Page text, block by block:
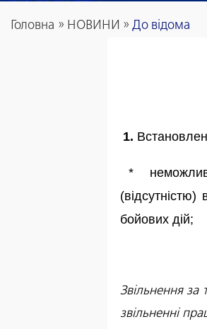
Головна » НОВИНИ » До відома
1.
*
бойових дій;
Звільнення
звільненні